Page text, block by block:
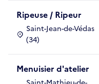
Ripeuse / Ripeur
Saint-Jean-de-Védas
(34)
Menuisier d'atelier